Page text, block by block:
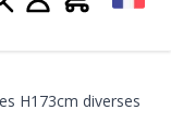
H173cm diverses